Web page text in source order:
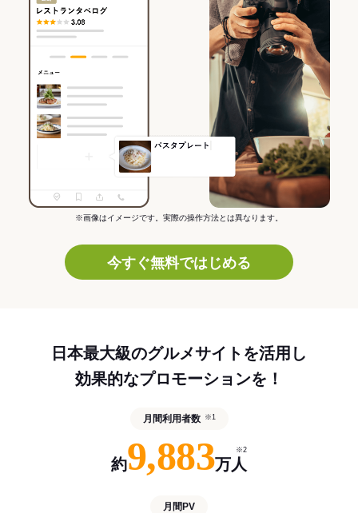
※画像はイメージです。実際の操作方法とは異なります。
今すぐ無料ではじめる
日本最大級のグルメサイトを活用し
効果的なプロモーションを！
月間利用者数 ※1
約9,883万人
※2
月間PV